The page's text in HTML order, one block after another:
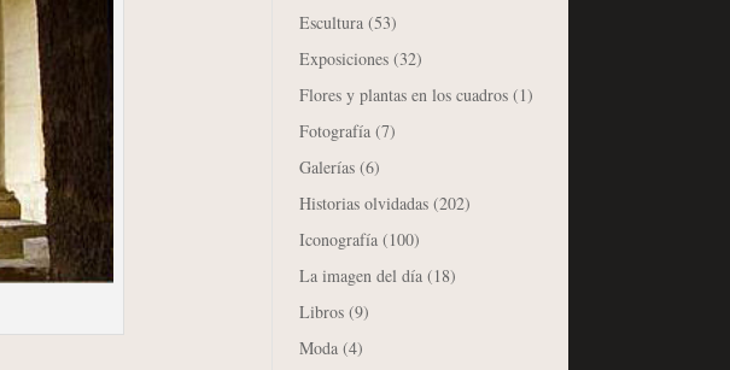
Escultura (53)
Exposiciones (32)
Flores y plantas en los cuadros (1)
Fotografía (7)
Galerías (6)
Historias olvidadas (202)
Iconografía (100)
La imagen del día (18)
Libros (9)
Moda (4)